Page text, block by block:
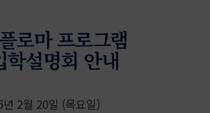
로마 프로그램
학설명회 안내
2월 20일 (목요일)